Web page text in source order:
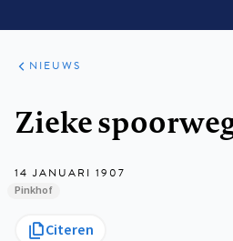
ARTIKELEN
HET
KORT
NIEUWS
Zieke
14 JANUARI 1907
Pinkhof
Citeren